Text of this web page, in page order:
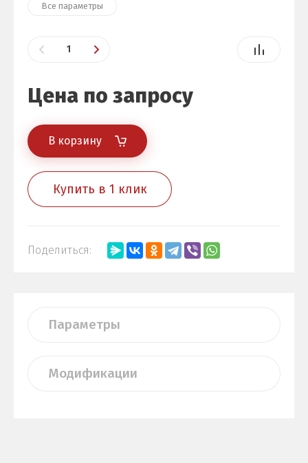
Все параметры
Цена по запросу
В корзину
Купить в 1 клик
Поделиться:
Параметры
Модификации